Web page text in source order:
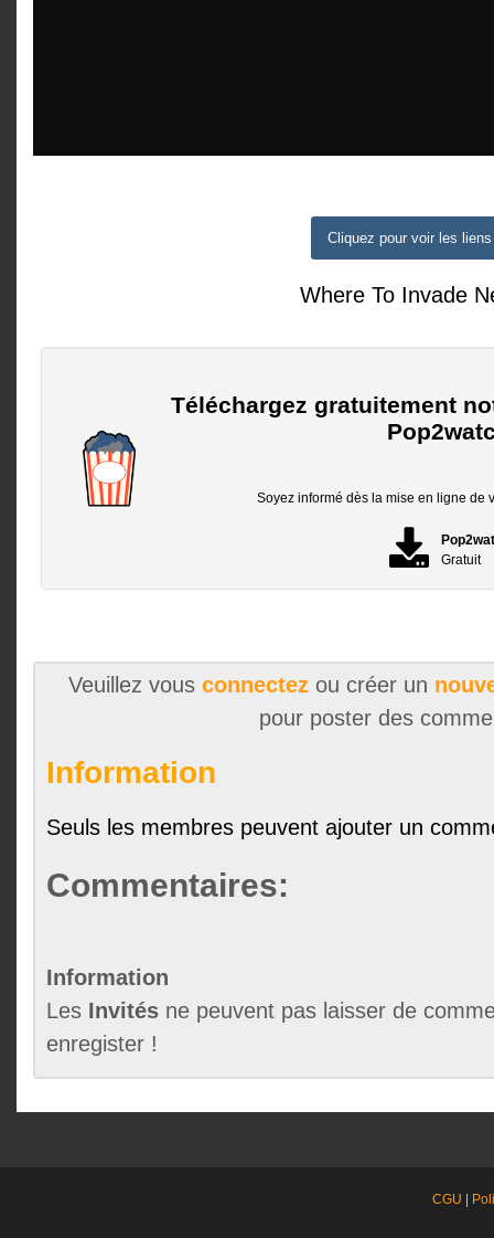
Cliquez pour voir les liens
Where To Invade
Téléchargez gratuitement
Soyez informé dès la mise en ligne de
Gratuit
Veuillez vous connectezou créer un
pour poster des
Information
Seuls les membres peuvent ajouter un
Commentaires:
Information
Les Invités ne peuvent pas laisser de
enregister !
CGU